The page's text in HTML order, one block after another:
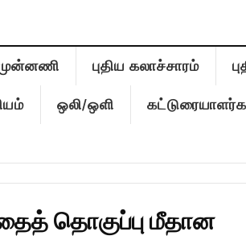
புதிய கலாச்சாரம்
ஒலி/ஒளி
தொகுப்பு மீதான